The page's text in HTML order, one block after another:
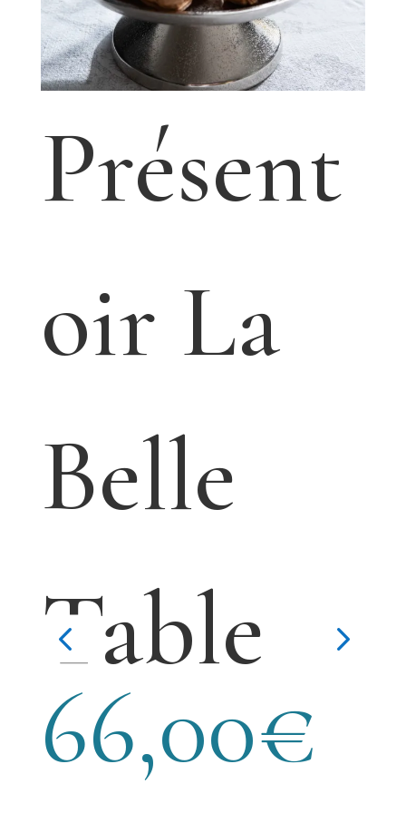
Présent
oir La
Belle
Table
66,00€